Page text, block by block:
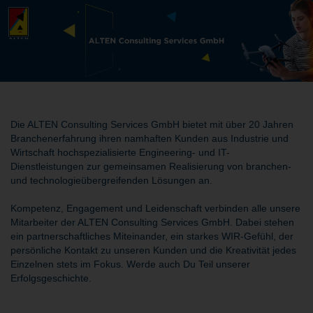
Die ALTEN Consulting Services GmbH bietet mit über 20 Jahren
Branchenerfahrung ihren namhaften Kunden aus Industrie und
Wirtschaft hochspezialisierte Engineering- und IT-
Dienstleistungen zur gemeinsamen Realisierung von branchen-
und technologieübergreifenden Lösungen an.
Kompetenz, Engagement und Leidenschaft verbinden alle unsere
Mitarbeiter der ALTEN Consulting Services GmbH. Dabei stehen
ein partnerschaftliches Miteinander, ein starkes WIR-Gefühl, der
persönliche Kontakt zu unseren Kunden und die Kreativität jedes
Einzelnen stets im Fokus. Werde auch Du Teil unserer
Erfolgsgeschichte.